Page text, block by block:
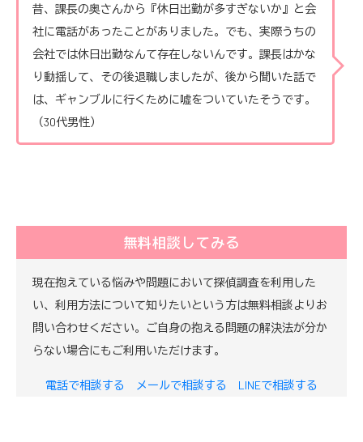
昔、課長の奥さんから『休日出勤が多すぎないか』と会
社に電話があったことがありました。でも、実際うちの
会社では休日出勤なんて存在しないんです。課長はかな
り動揺して、その後退職しましたが、後から聞いた話で
は、ギャンブルに行くために嘘をついていたそうです。
（30代男性）
無料相談してみる
現在抱えている悩みや問題において探偵調査を利用した
い、利用方法について知りたいという方は無料相談よりお
問い合わせください。ご自身の抱える問題の解決法が分か
らない場合にもご利用いただけます。
電話で相談する メールで相談する LINEで相談する